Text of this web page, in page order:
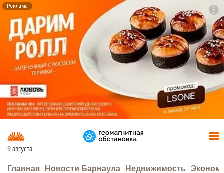
Реклама
9 августа
Главная Новости Барнаула Недвижимость